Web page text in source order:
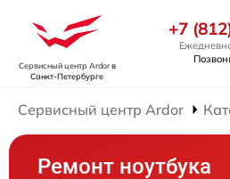
Сервисный центр Ardorв
Санкт-Петербурге
+7
Сервисный центр Ardor
Ремонт ноутбука